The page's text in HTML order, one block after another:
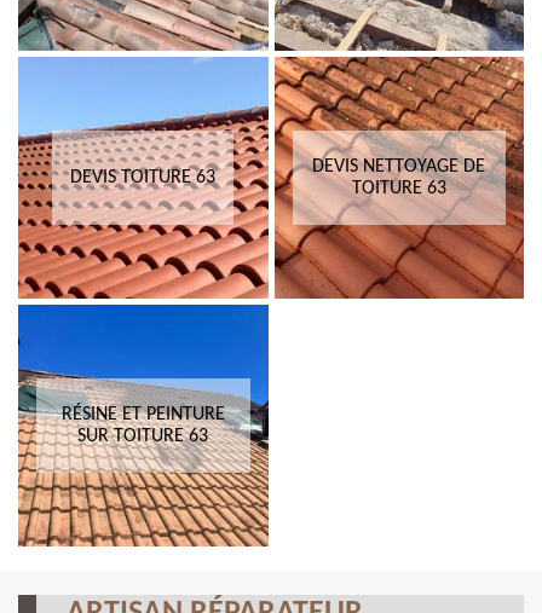
DEVIS TOITURE 63
DEVIS NETTOYAGE DE
TOITURE 63
RÉSINE ET PEINTURE
SUR TOITURE 63